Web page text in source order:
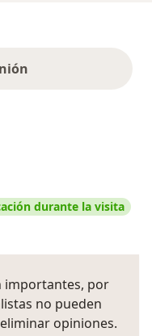
durante la visita
importantes, por
no pueden
opiniones.